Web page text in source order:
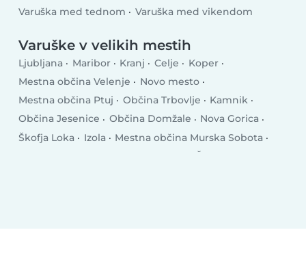
Varuška med tednom
Varuška med vikendom
Varuške v velikih mestih
Ljubljana Maribor Kranj Celje
Koper
Mestna občina Velenje
Novo mesto
Mestna občina Ptuj
Občina Trbovlje
Kamnik
Občina Jesenice
Občina Domžale
Nova Gorica
Škofja Loka
Izola
Mestna občina Murska Sobota
Občina Šentilj